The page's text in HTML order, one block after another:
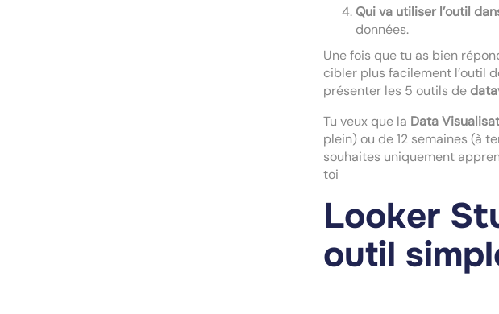
Qui va utiliser l’outil
données.
Une fois que tu as bien
cibler plus facilement l’outil
présenter les 5 outils de
Tu veux que la Data
plein) ou de 12 semaines (à
souhaites uniquement
toi
Looker
outil